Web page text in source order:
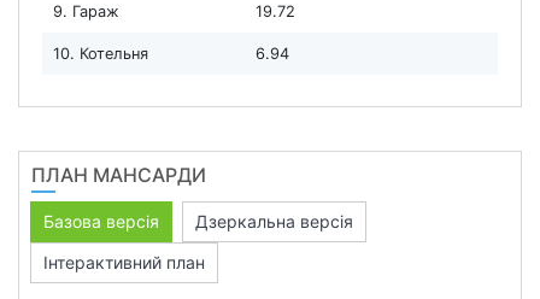
9. Гараж 19.72
10. Котельня 6.94
ПЛАН МАНСАРДИ
Базова версія
Дзеркальна версія
Інтерактивний план